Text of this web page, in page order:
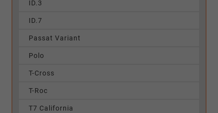
ID.3
ID.7
Passat Variant
Polo
T-Cross
T-Roc
T7 California